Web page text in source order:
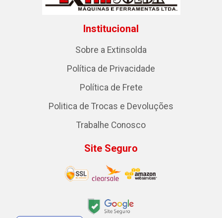
Institucional
Sobre a Extinsolda
Política de Privacidade
Política de Frete
Politica de Trocas e Devoluções
Trabalhe Conosco
Site Seguro